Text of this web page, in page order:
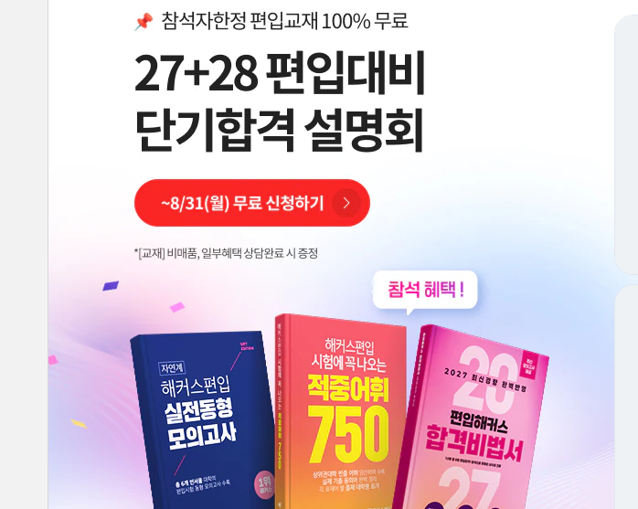
인문/자연
수강료 최대 지원
편입영수 단기정복
햌불맛관리반
언더우드 8월 마감임박
올해 13명 최종합격!
빈틈없는 논리
언더우드 영어논술반